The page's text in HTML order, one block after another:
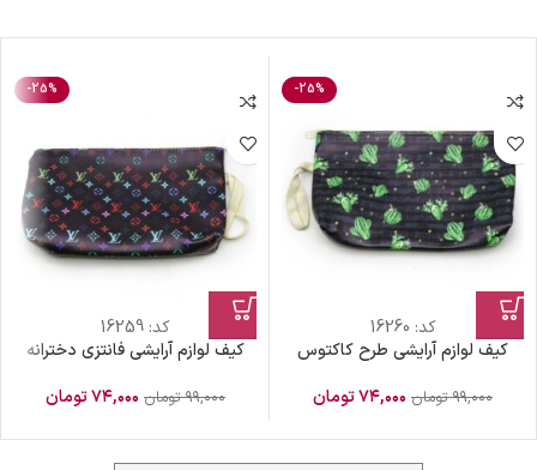
-25%
کد: 16260
کیف لوازم آرایشی طرح کاکتوس
۹۹,۰۰۰ تومان ۷۴,۰۰۰تومان
-25%
کد: 16259
کیف لوازم آرایشی فانتزی دخترانه
۹۹,۰۰۰ تومان ۷۴,۰۰۰تومان